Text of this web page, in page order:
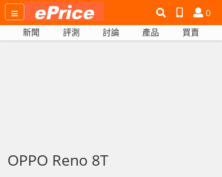
搜
尋
產
品
比
會
員
0
新聞 評測 討論 產品 買賣
OPPO Reno 8T